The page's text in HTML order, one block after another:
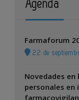
Agenda
Farmaforum
22 de
Novedades
personales en